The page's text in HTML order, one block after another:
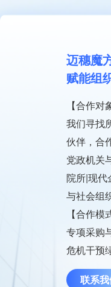
迈穗魔
赋能组
【合作对
我们寻找
伙伴，合
党政机关
院所|现代
与社会组
【合作模
专项采购
危机干预
联系